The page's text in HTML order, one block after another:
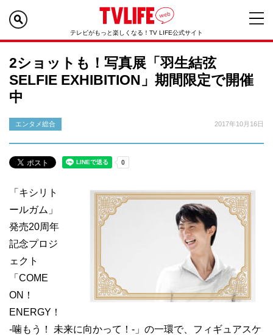
テレビがもっと楽しくなる！TV LIFE公式サイト
2ショットも！写真展「羽生結弦
SELFIE EXHIBITION」期間限定で開催
中
エンタメ総合 2017年10月16日
「キシリト
ールガム」
発売20周年
記念プロジ
ェクト
「COME
ON！
ENERGY！
-噛もう！ 未来に向かって！-」の一環で、フィギュアスケ